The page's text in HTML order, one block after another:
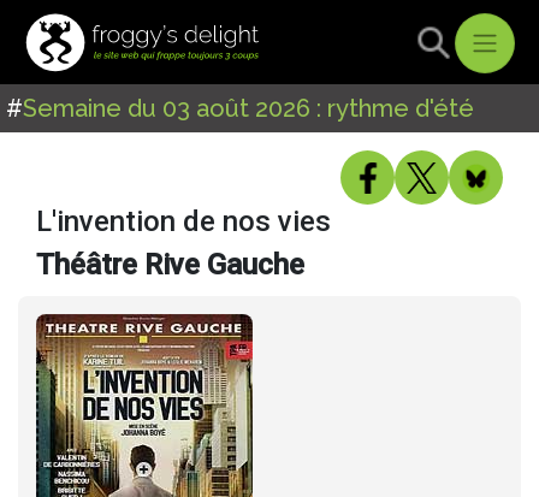
#Semaine du 03 août 2026 : rythme d'été
L'invention de nos vies
Théâtre Rive Gauche